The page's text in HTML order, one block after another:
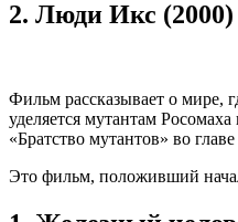
2. Люди Икс (2000)
Фильм рассказывает о мире,
уделяется мутантам
«Братство мутантов» во
Это фильм, положивший